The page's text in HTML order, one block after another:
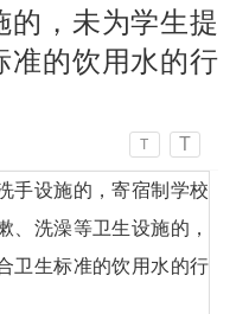
的，未为学生提
准的饮用水的行
T T
手设施的，寄宿制学校
、洗澡等卫生设施的，
卫生标准的饮用水的行